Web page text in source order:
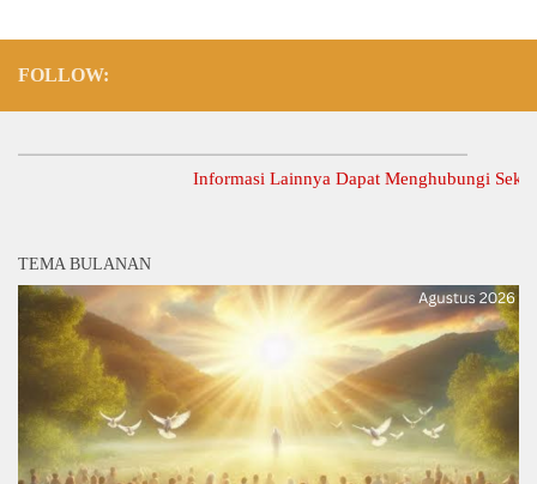
FOLLOW:
Informasi Lainnya Dapat Menghubungi
TEMA BULANAN